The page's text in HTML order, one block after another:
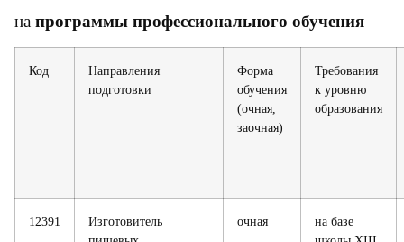
на программы профессионального обучения
Код
Направления
подготовки
Форма
обучения
(очная,
заочная)
Требования
к уровню
образования
12391
Изготовитель
очная
на базе